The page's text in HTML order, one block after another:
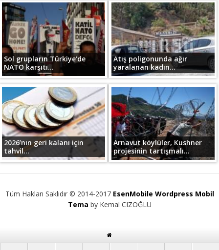
Sol grupların Türkiye’de
NATO karşıtı...
Atış poligonunda ağır
yaralanan kadın...
2026’nın geri kalanı için
tahvil...
Arnavut köylüler, Kushner
projesinin tartışmalı...
Tüm Hakları Saklıdır © 2014-2017 EsenMobile Wordpress Mobil
Tema by Kemal CIZOĞLU